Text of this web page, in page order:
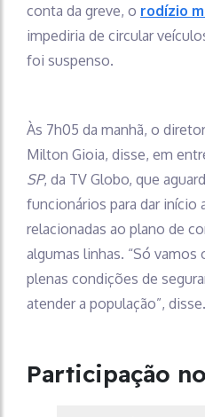
conta da greve, o rodízio
impediria de circular
foi suspenso.
Às 7h05 da manhã, o
Milton Gioia, disse, em
SP, da TV Globo, que
funcionários para dar início
relacionadas ao plano de
algumas linhas. “Só
plenas condições de
atender a população”, disse.
Participação